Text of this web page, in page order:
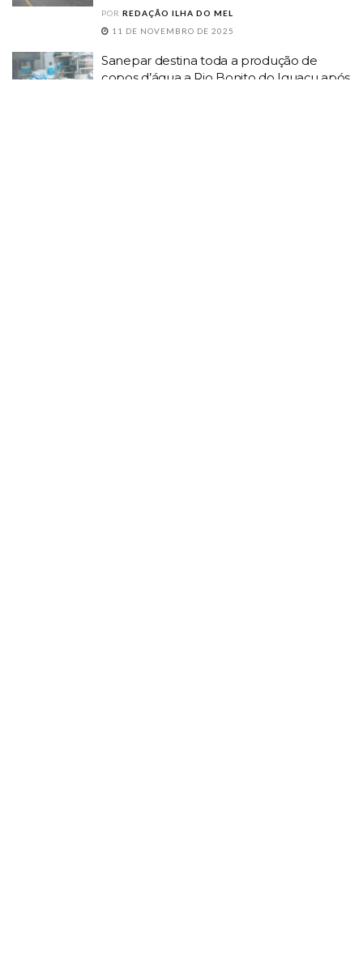
POR REDAÇÃO ILHA DO MEL
11 DE NOVEMBRO DE 2025
Sanepar destina toda a produção de
copos d’água a Rio Bonito do Iguaçu após